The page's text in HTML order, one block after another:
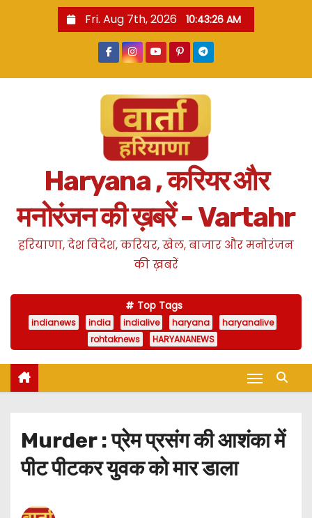
Fri. Aug 7th, 2026 10:43:27 AM
Haryana , करियर और
मनोरंजन की ख़बरें - Vartahr
हरियाणा, देश विदेश, करियर, खेल, बाजार और मनोरंजन
की ख़बरें
Top Tags
indianews india indialive haryana
haryanalive
rohtaknews
HARYANANEWS
Murder : प्रेम प्रसंग की आशंका में
पीट पीटकर युवक को मार डाला